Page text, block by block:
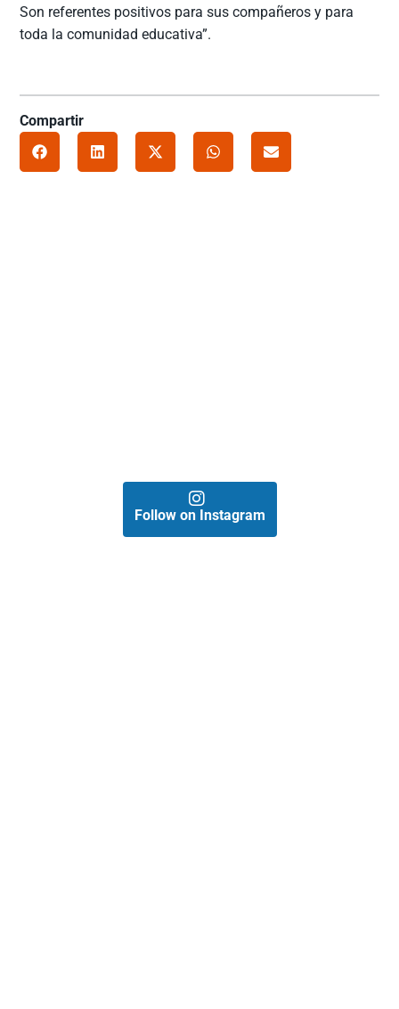
Son referentes positivos para sus compañeros y para
toda la comunidad educativa”.
Compartir
Follow on Instagram